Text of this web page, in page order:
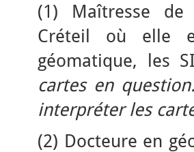
(1) Maîtresse de
Créteil où elle
géomatique, les
cartes en
interpréter les
(2) Docteure en